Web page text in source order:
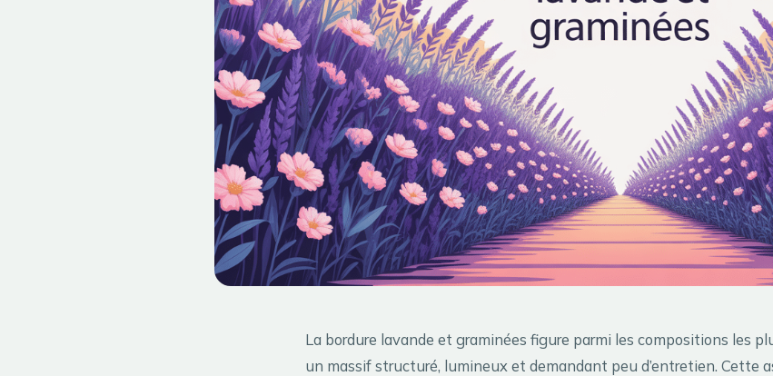
La bordure lavande et graminées figure parmi les compositions les
un massif structuré, lumineux et demandant peu d’entretien. Cette